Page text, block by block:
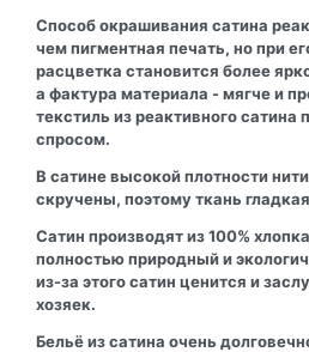
Способ окрашивания сатина
чем пигментная печать, но при
расцветка становится более
а фактура материала - мягче и
текстиль из реактивного
спросом.
В сатине высокой плотности
скручены, поэтому ткань
Сатин производят из 100%
полностью природный и
из-за этого сатин ценится и
хозяек.
Бельё из сатина очень